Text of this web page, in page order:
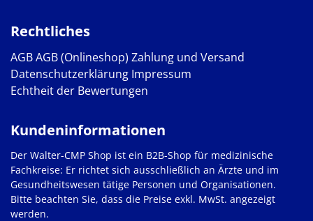
Rechtliches
AGBAGB (Onlineshop) Zahlung und Versand
Datenschutzerklärung Impressum
Echtheit der Bewertungen
Kundeninformationen
Der Walter-CMP Shop ist ein B2B-Shop für medizinische
Fachkreise: Er richtet sich ausschließlich an Ärzte und im
Gesundheitswesen tätige Personen und Organisationen.
Bitte beachten Sie, dass die Preise exkl. MwSt. angezeigt
werden.